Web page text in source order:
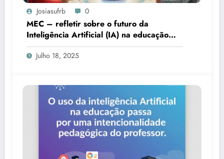
Josiasufrb 0
MEC – refletir sobre o futuro da
Inteligência Artificial (IA) na educação
básica brasileira
Julho 18, 2025